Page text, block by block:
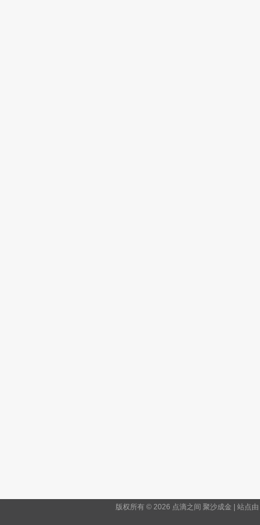
版权所有 © 2026 点滴之间 聚沙成金 | 站点由